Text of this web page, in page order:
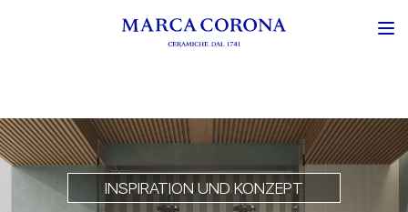
INSPIRATION UND KONZEPT